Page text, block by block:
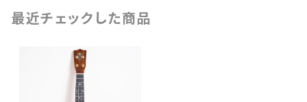
最近チェックした商品